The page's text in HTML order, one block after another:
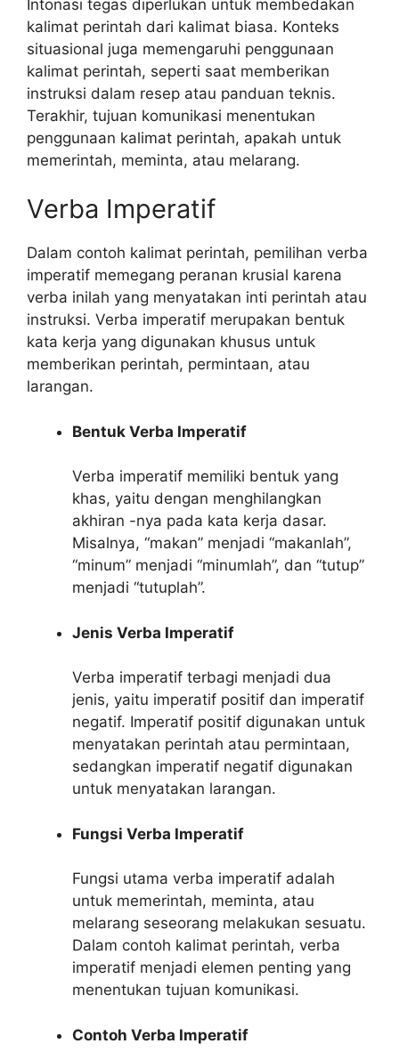
Intonasi tegas diperlukan untuk membedakan
kalimat perintah dari kalimat biasa. Konteks
situasional juga memengaruhi penggunaan
kalimat perintah, seperti saat memberikan
instruksi dalam resep atau panduan teknis.
Terakhir, tujuan komunikasi menentukan
penggunaan kalimat perintah, apakah untuk
memerintah, meminta, atau melarang.
Verba Imperatif
Dalam contoh kalimat perintah, pemilihan verba
imperatif memegang peranan krusial karena
verba inilah yang menyatakan inti perintah atau
instruksi. Verba imperatif merupakan bentuk
kata kerja yang digunakan khusus untuk
memberikan perintah, permintaan, atau
larangan.
Bentuk Verba Imperatif
Verba imperatif memiliki bentuk yang
khas, yaitu dengan menghilangkan
akhiran -nya pada kata kerja dasar.
Misalnya, “makan” menjadi “makanlah”,
“minum” menjadi “minumlah”, dan “tutup”
menjadi “tutuplah”.
Jenis Verba Imperatif
Verba imperatif terbagi menjadi dua
jenis, yaitu imperatif positif dan imperatif
negatif. Imperatif positif digunakan untuk
menyatakan perintah atau permintaan,
sedangkan imperatif negatif digunakan
untuk menyatakan larangan.
Fungsi Verba Imperatif
Fungsi utama verba imperatif adalah
untuk memerintah, meminta, atau
melarang seseorang melakukan sesuatu.
Dalam contoh kalimat perintah, verba
imperatif menjadi elemen penting yang
menentukan tujuan komunikasi.
Contoh Verba Imperatif